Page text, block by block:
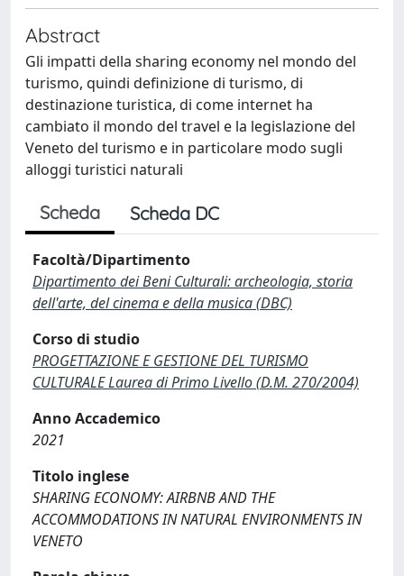
Abstract
Gli impatti della sharing economy nel mondo del
turismo, quindi definizione di turismo, di
destinazione turistica, di come internet ha
cambiato il mondo del travel e la legislazione del
Veneto del turismo e in particolare modo sugli
alloggi turistici naturali
Scheda Scheda DC
Facoltà/Dipartimento
Dipartimento dei Beni Culturali: archeologia, storia
dell'arte, del cinema e della musica (DBC)
Corso di studio
PROGETTAZIONE E GESTIONE DEL TURISMO
CULTURALE Laurea di Primo Livello (D.M. 270/2004)
Anno Accademico
2021
Titolo inglese
SHARING ECONOMY: AIRBNB AND THE
ACCOMMODATIONS IN NATURAL ENVIRONMENTS IN
VENETO